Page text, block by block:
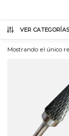
VER
Mostrando el único